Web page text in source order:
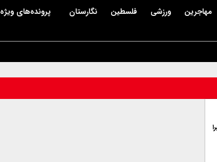
مهاجرین ورزشی فلسطین نگارستان پرونده‌های ویژه